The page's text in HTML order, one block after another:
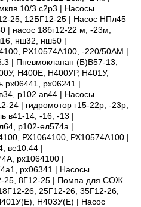
10/3 с2р3 | Насосы
25, 12БГ12-25 | Насос НПл45
насос 18бг12-22 м, -23м,
нш32, нш50 |
PX10574A100, -220/50AM |
| Пневмоклапан (Б)В57-13,
Н400Е, Н400УР, Н401У,
рх06441, рх06241 |
р102 ав44 | Насосы
24 | гидромотор г15-22р, -23р,
в41-14, -16, -13 |
р102-ел574а |
РХ1064100, РХ10574А100 |
ве10.44 |
рх1064100 |
рх06341 | Насосы
25, 8Г12-25 | Помпа для СОЖ
26, 25Г12-26, 35Г12-26,
Н403У(Е) | Насос